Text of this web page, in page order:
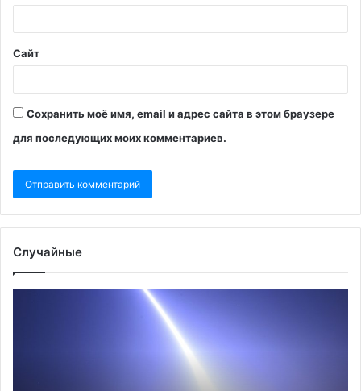
Сайт
Сохранить моё имя, email и адрес сайта в этом браузере
для последующих моих комментариев.
Случайные